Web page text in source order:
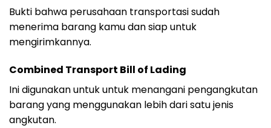
Bukti bahwa perusahaan transportasi sudah
menerima barang kamu dan siap untuk
mengirimkannya.
Combined Transport Bill of Lading
Ini digunakan untuk untuk menangani pengangkutan
barang yang menggunakan lebih dari satu jenis
angkutan.